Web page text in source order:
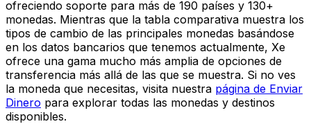
ofreciendo soporte para más de 190 países y 130+
monedas. Mientras que la tabla comparativa muestra los
tipos de cambio de las principales monedas basándose
en los datos bancarios que tenemos actualmente, Xe
ofrece una gama mucho más amplia de opciones de
transferencia más allá de las que se muestra. Si no ves
la moneda que necesitas, visita nuestra página de Enviar
Dinero para explorar todas las monedas y destinos
disponibles.